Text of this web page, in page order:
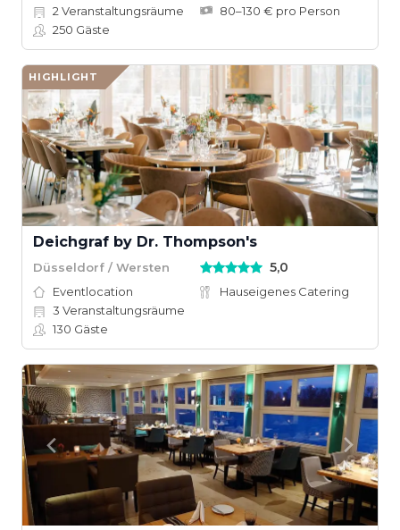
2 Veranstaltungsräume
80–130 € pro Person
250 Gäste
HIGHLIGHT
Deichgraf by Dr. Thompson's
Düsseldorf / Wersten 5,0
Eventlocation
Hauseigenes Catering
3 Veranstaltungsräume
130 Gäste